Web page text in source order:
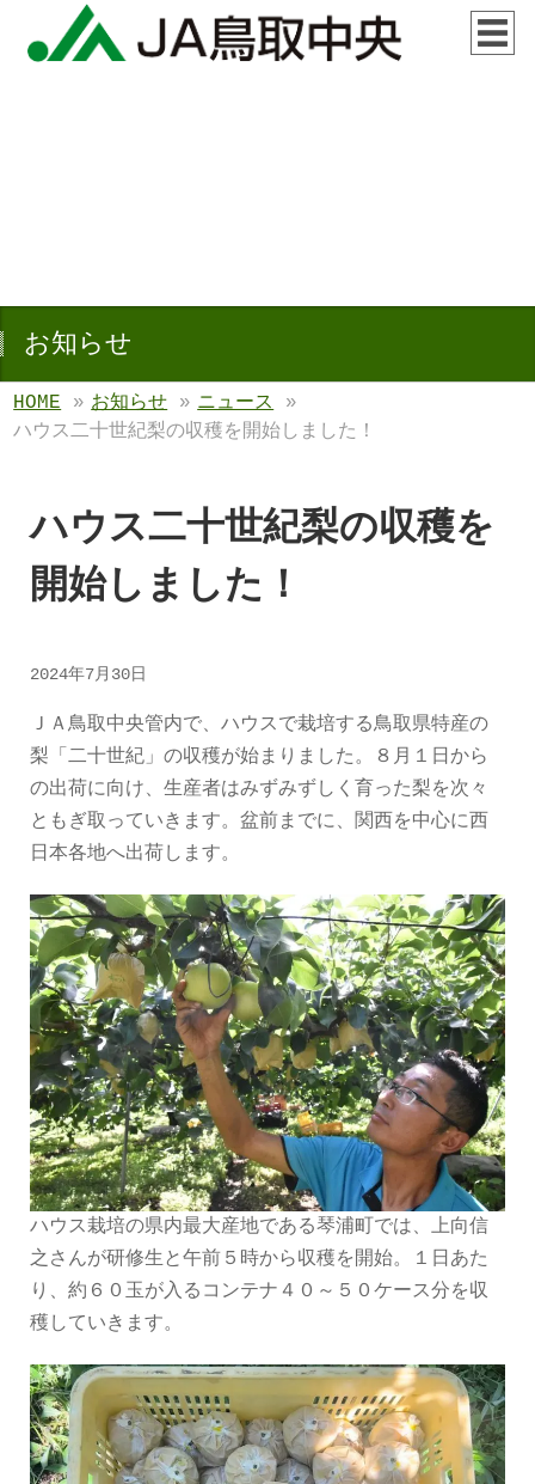
お知らせ
HOME » お知らせ » ニュース
»
ハウス二十世紀梨の収穫を開始しました！
ハウス二十世紀梨の収穫を
開始しました！
2024年7月30日
ＪＡ鳥取中央管内で、ハウスで栽培する鳥取県特産の
梨「二十世紀」の収穫が始まりました。８月１日から
の出荷に向け、生産者はみずみずしく育った梨を次々
ともぎ取っていきます。盆前までに、関西を中心に西
日本各地へ出荷します。
ハウス栽培の県内最大産地である琴浦町では、上向信
之さんが研修生と午前５時から収穫を開始。１日あた
り、約６０玉が入るコンテナ４０～５０ケース分を収
穫していきます。